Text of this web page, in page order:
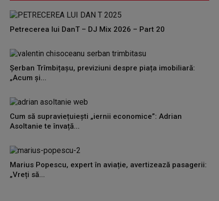
Petrecerea lui DanT – DJ Mix 2026 – Part 20
Șerban Trîmbițașu, previziuni despre piața imobiliară:
„Acum și...
Cum să supraviețuiești „iernii economice”: Adrian
Asoltanie te învață...
Marius Popescu, expert în aviație, avertizează pasagerii:
„Vreți să...